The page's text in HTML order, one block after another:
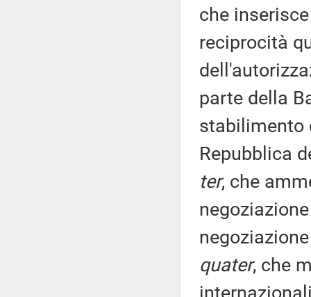
che
reciprocità
parte della
stabilimento
Repubblica
ter, che
quater, che